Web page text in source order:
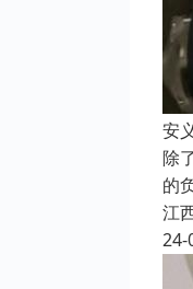
安
除
的
江
24-